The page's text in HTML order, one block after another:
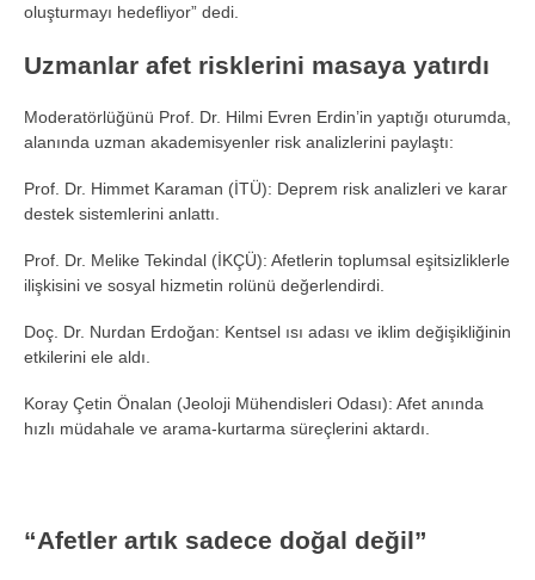
oluşturmayı hedefliyor” dedi.
Uzmanlar afet risklerini masaya yatırdı
Moderatörlüğünü Prof. Dr. Hilmi Evren Erdin’in yaptığı oturumda,
alanında uzman akademisyenler risk analizlerini paylaştı:
Prof. Dr. Himmet Karaman (İTÜ): Deprem risk analizleri ve karar
destek sistemlerini anlattı.
Prof. Dr. Melike Tekindal (İKÇÜ): Afetlerin toplumsal eşitsizliklerle
ilişkisini ve sosyal hizmetin rolünü değerlendirdi.
Doç. Dr. Nurdan Erdoğan: Kentsel ısı adası ve iklim değişikliğinin
etkilerini ele aldı.
Koray Çetin Önalan (Jeoloji Mühendisleri Odası): Afet anında
hızlı müdahale ve arama-kurtarma süreçlerini aktardı.
“Afetler artık sadece doğal değil”